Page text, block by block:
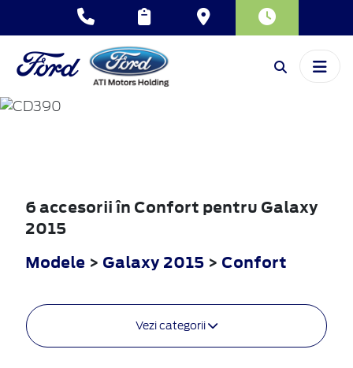
GALAXY
6 accesorii în Confort pentru Galaxy
2015
Modele > Galaxy 2015 > Confort
Vezi categorii